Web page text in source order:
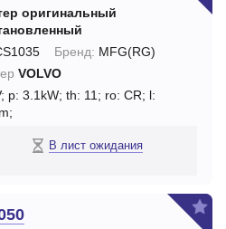
оригинальный
Бренд: MFG(RG)
VOLVO
p: 3.1kW; th: 11; ro: CR; l:
В лист ожидания